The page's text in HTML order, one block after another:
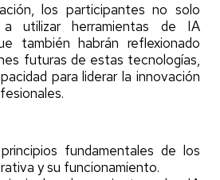
los participantes no solo
a utilizar herramientas de IA
también habrán reflexionado
futuras de estas tecnologías,
para liderar la innovación
fundamentales de los
y su funcionamiento.